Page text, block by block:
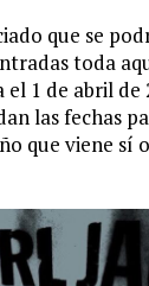
que se
toda
1 de abril de
las fechas
que viene sí